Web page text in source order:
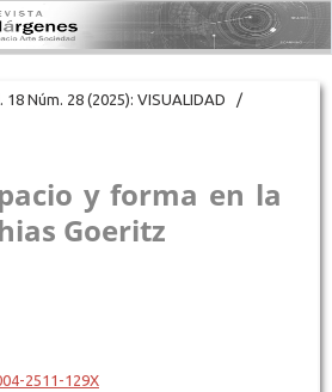
18 Núm. 28 (2025): VISUALIDAD
/
y forma en la
Goeritz
2511-129X